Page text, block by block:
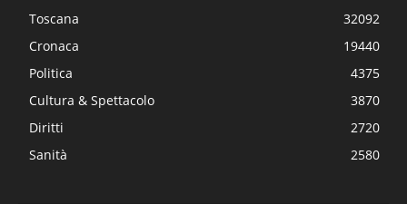
Toscana
32092
Cronaca
19440
Politica
4375
Cultura & Spettacolo
3870
Diritti
2720
Sanità
2580